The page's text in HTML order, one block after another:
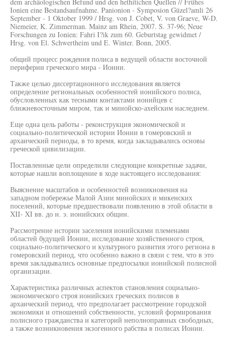
Ionien eine Bestandsaufnahme. Panionion - Symposion Güzel?amli 26
September - 1 Oktober 1999 / Hrsg. von J. Cobet, V. von Graeve, W-D.
Niemeier, K. Zimmerman. Mainz am Rhein, 2007. S. 37-96; Neue
Forschungen zu Ionien: Fahri I?ik zum 60. Geburtstag gewidmet /
Hrsg. von El. Schwertheim und E. Winter. Bonn, 2005.
общий процесс рождения полиса в ведущей области восточной
периферии греческого мира - Ионии.
Также целыо диссертационного исследования является
определение региональных особенностей ионийского полиса,
обусловленных как тесными контактами ионийцев с
ближневосточным миром, так и минойско-ахейским наследием.
Еще одна цель работы - реконструкция экономической и
социально-политической истории Ионии в гомеровский и
архаический периоды, в то время, когда закладывались основы
греческой цивилизации.
Поставленные цели определили следующие конкретные задачи,
которые нашли воплощение в ходе настоящего исследования:
Выяснение масштабов и особенностей возникновения на
западном побережье Малой Азии минойских и микенских
поселений, которые предшествовали появлению в этой области в
XII- XI вв. до н. э. ионийских общин.
Рассмотрение истории заселения ионийскими племенами
областей будущей Ионии, исследование хозяйственного строя,
социально-политического и культурного развития этого региона в
гомеровский период, что особенно важно в связи с тем, что в это
время закладывались основные предпосылки ионийской полисной
организации.
Характеристика различных аспектов становления социально-
экономического строя ионийских греческих полисов в
архаический период, что предполагает рассмотрение городской
экономики и отношений собственности, условий формирования
полисного гражданства и категорий неполноправных свободных,
а также возникновения экзогенного рабства в полисах Ионии.